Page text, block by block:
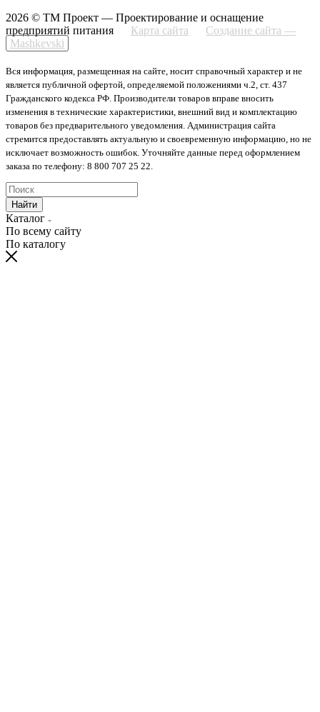
2026 © ТМ Проект — Проектирование и оснащение
предприятий питания
Карта сайта
Создание сайта —
Mashkevski
Вся информация, размещенная на сайте, носит справочный характер и не
является публичной офертой, определяемой положениями ч.2, ст. 437
Гражданского кодекса РФ. Производители товаров вправе вносить
изменения в технические характеристики, внешний вид и комплектацию
товаров без предварительного уведомления. Администрация сайта
стремится предоставлять актуальную и своевременную информацию, но не
исключает возможность ошибок. Уточняйте данные перед оформлением
заказа по телефону: 8 800 707 25 22.
Найти
Каталог
По всему сайту
По каталогу